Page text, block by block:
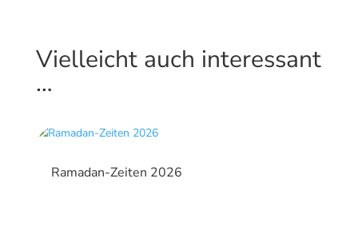
Vielleicht auch interessant
…
Ramadan-Zeiten 2026